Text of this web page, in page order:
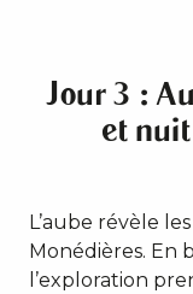
Jour 3 :
et
L’aube révèle
Monédières. En
l’exploration